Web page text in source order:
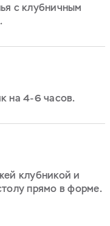
с клубничным
на 4-6 часов.
клубникой и
прямо в форме.